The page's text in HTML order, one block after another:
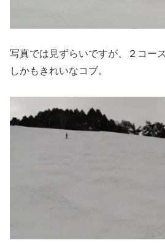
写真では見ずらいですが、２コー
しかもきれいなコブ。